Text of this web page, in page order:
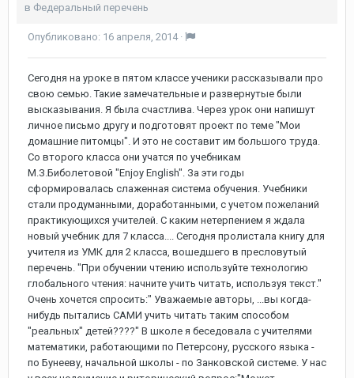
в Федеральный перечень
Опубликовано: 16 апреля, 2014·
Сегодня на уроке в пятом классе ученики рассказывали про
свою семью. Такие замечательные и развернутые были
высказывания. Я была счастлива. Через урок они напишут
личное письмо другу и подготовят проект по теме "Мои
домашние питомцы". И это не составит им большого труда.
Со второго класса они учатся по учебникам
М.З.Биболетовой "Enjoy English". За эти годы
сформировалась слаженная система обучения. Учебники
стали продуманными, доработанными, с учетом пожеланий
практикующихся учителей. С каким нетерпением я ждала
новый учебник для 7 класса.... Сегодня пролистала книгу для
учителя из УМК для 2 класса, вошедшего в пресловутый
перечень. "При обучении чтению используйте технологию
глобального чтения: начните учить читать, используя текст."
Очень хочется спросить:" Уважаемые авторы, ...вы когда-
нибудь пытались САМИ учить читать таким способом
"реальных" детей????" В школе я беседовала с учителями
математики, работающими по Петерсону, русского языка -
по Бунееву, начальной школы - по Занковской системе. У нас